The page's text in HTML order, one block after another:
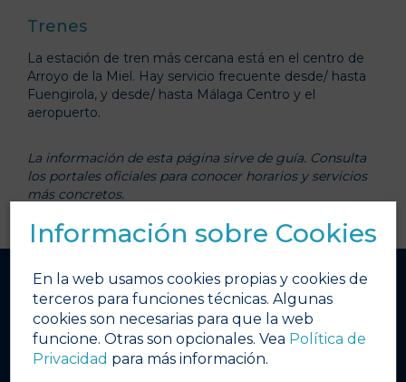
Trenes
La estación de tren más cercana está en el centro de
Arroyo de la Miel. Hay servicio frecuente desde/ hasta
Fuengirola, y desde/ hasta Málaga Centro y el
aeropuerto.
La información de esta página sirve de guía. Consulta
los portales oficiales para conocer horarios y servicios
más concretos.
Quick links
Home
El tiempo
Información sobre Cookies
En la web usamos cookies propias y cookies de
terceros para funciones técnicas. Algunas
cookies son necesarias para que la web
funcione. Otras son opcionales. Vea Política de
Privacidad para más información.